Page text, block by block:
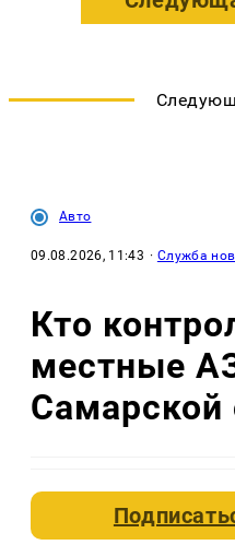
Авто
09.08.2026, 11:43 · Служба
Кто
местные
Самарской